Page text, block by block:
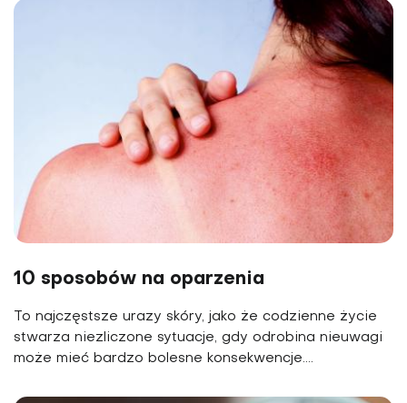
10 sposobów na oparzenia
To najczęstsze urazy skóry, jako że codzienne życie
stwarza niezliczone sytuacje, gdy odrobina nieuwagi
może mieć bardzo bolesne konsekwencje....